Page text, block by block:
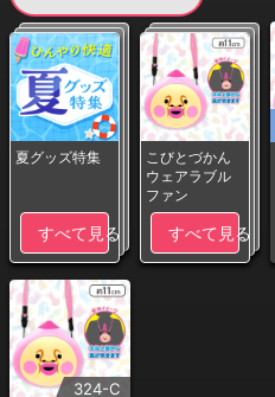
夏グッズ特集
すべて見る
こびとづかん
ウェアラブル
ファン
すべて見る
324-C